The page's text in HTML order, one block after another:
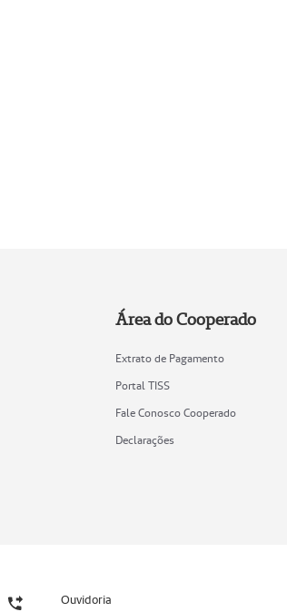
Área do Cooperado
Extrato de Pagamento
Portal TISS
Fale Conosco Cooperado
Declarações
Ouvidoria